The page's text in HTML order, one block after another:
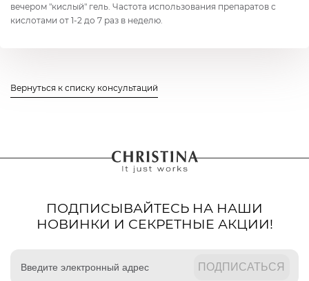
вечером "кислый" гель. Частота использования препаратов с
кислотами от 1-2 до 7 раз в неделю.
Вернуться к списку консультаций
ПОДПИСЫВАЙТЕСЬ НА НАШИ
НОВИНКИ И СЕКРЕТНЫЕ АКЦИИ!